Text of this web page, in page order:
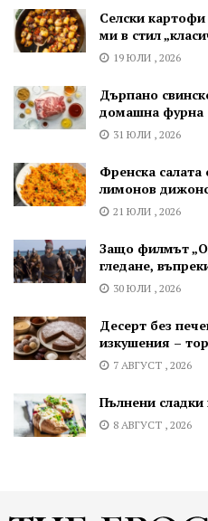
Селски
ми в стил
19 ЮЛИ , 2026
Дърпано
домашна фурна
31 ЮЛИ , 2026
Френска салата
лимонов
21 ЮЛИ , 2026
Защо филмът
гледане,
30 ЮЛИ , 2026
Десерт без
изкушения –
7 АВГУСТ , 2026
Пълнени
8 АВГУСТ , 2026